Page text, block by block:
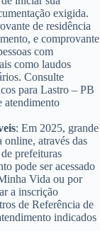
exigida.
de residência
e comprovante
com
como laudos
Consulte
para Lastro – PB
atendimento
: Em 2025, grande
online, através das
prefeituras
pode ser acessado
Vida ou por
a inscrição
de Referência de
indicados